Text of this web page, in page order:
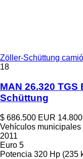
Zöller-Schüttung
18
MAN 26.320 TGS
Schüttung
$ 686.500 EUR 14.800
Vehículos municipales
2011
Euro 5
Potencia 320 Hp (235